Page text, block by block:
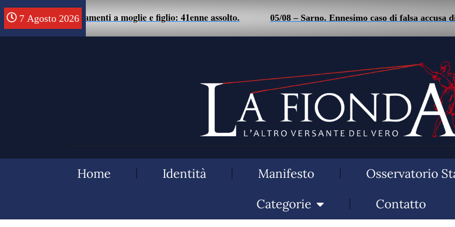
7 Agosto 2026
di maltrattamenti a moglie e figlio: 41enne assolto. 05/08 – Sarno. Ennesimo caso di falsa accusa di
Home Identità Manifesto Osservatorio
Categorie
Contatto